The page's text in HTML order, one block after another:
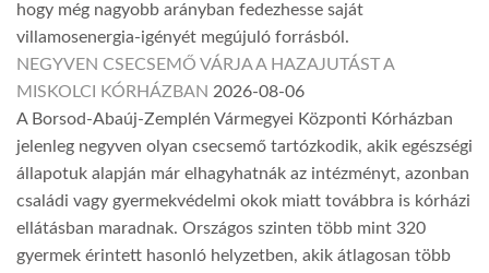
hogy még nagyobb arányban fedezhesse saját
villamosenergia-igényét megújuló forrásból.
NEGYVEN CSECSEMŐ VÁRJA A HAZAJUTÁST A
MISKOLCI KÓRHÁZBAN 2026-08-06
A Borsod-Abaúj-Zemplén Vármegyei Központi Kórházban
jelenleg negyven olyan csecsemő tartózkodik, akik egészségi
állapotuk alapján már elhagyhatnák az intézményt, azonban
családi vagy gyermekvédelmi okok miatt továbbra is kórházi
ellátásban maradnak. Országos szinten több mint 320
gyermek érintett hasonló helyzetben, akik átlagosan több